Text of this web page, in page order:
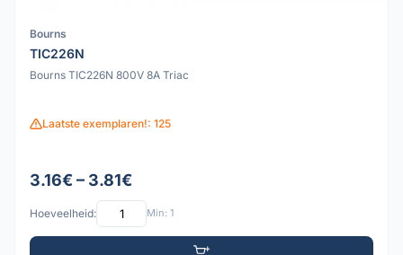
Bourns
TIC226N
Bourns TIC226N 800V 8A Triac
Laatste exemplaren!: 125
3.16€ – 3.81€
Hoeveelheid: Min: 1